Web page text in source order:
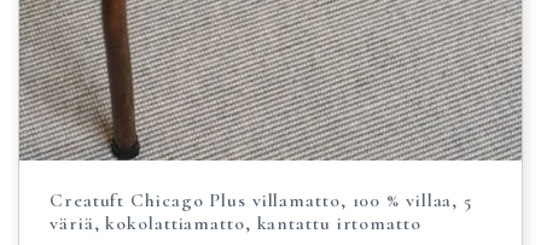
Creatuft Chicago Plus villamatto, 100 % villaa, 5
väriä, kokolattiamatto, kantattu irtomatto